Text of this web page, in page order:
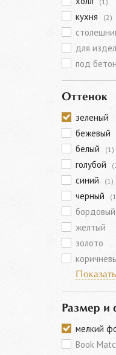
кухня (2)
для
под бетон
Оттенок
зеленый
бежевый
белый (1)
голубой
синий (1)
черный
бордовый
желтый
золото
Размер и
мелкий
Book